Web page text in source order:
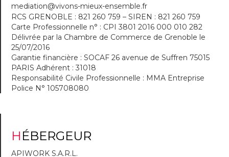
mediation@vivons-mieux-ensemble.fr
RCS GRENOBLE : 821 260 759 – SIREN : 821 260 759
Carte Professionnelle n° : CPI 3801 2016 000 010 282
Délivrée par la Chambre de Commerce de Grenoble le
25/07/2016
Garantie financière : SOCAF 26 avenue de Suffren 75015
PARIS Adhérent : 31018
Responsabilité Civile Professionnelle : MMA Entreprise
Police N° 105708080
HÉBERGEUR
APIWORK S.A.R.L.